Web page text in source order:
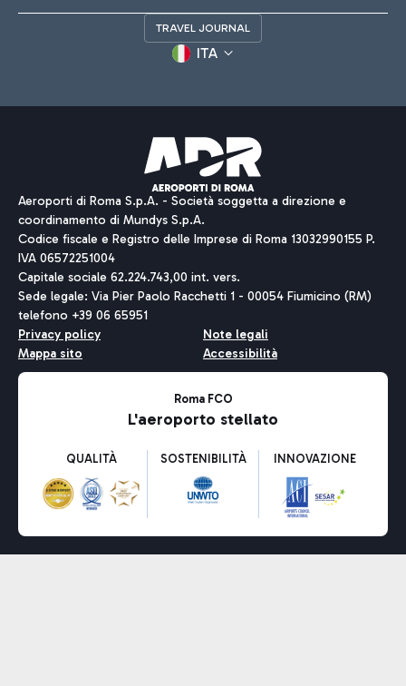
TRAVEL JOURNAL
ITA
Aeroporti di Roma S.p.A. - Società soggetta a direzione e
coordinamento di Mundys S.p.A.
Codice fiscale e Registro delle Imprese di Roma 13032990155 P.
IVA 06572251004
Capitale sociale 62.224.743,00 int. vers.
Sede legale: Via Pier Paolo Racchetti 1 - 00054 Fiumicino (RM)
telefono +39 06 65951
Privacy policy
Note legali
Mappa sito
Accessibilità
Roma FCO
L'aeroporto stellato
QUALITÀ SOSTENIBILITÀ INNOVAZIONE